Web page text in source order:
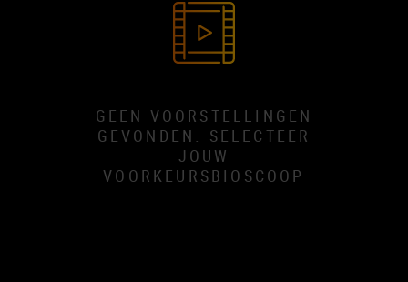
GEEN VOORSTELLINGEN
GEVONDEN. SELECTEER
JOUW
VOORKEURSBIOSCOOP